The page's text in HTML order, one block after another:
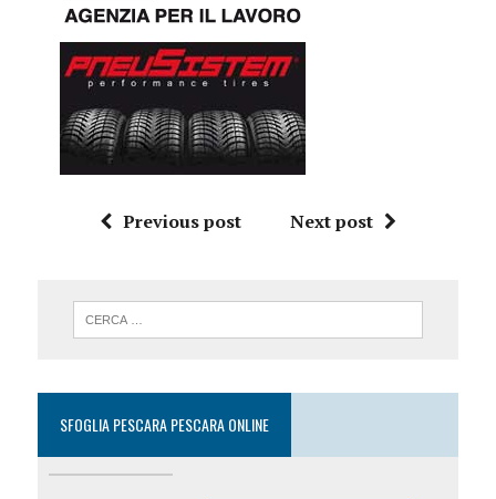
Previous post Next post
SFOGLIA PESCARA PESCARA ONLINE